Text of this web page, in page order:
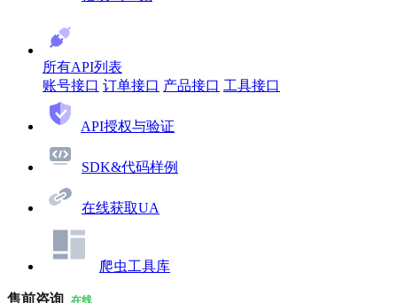
所有API列表
账号接口 订单接口 产品接口 工具接口
API授权与验证
SDK&代码样例
在线获取UA
爬虫工具库
售前咨询 在线